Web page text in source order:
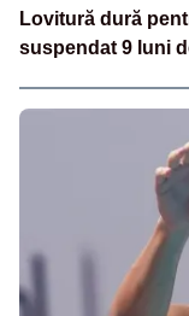
Lovitură dură
suspendat 9 luni